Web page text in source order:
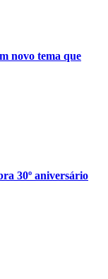
novo tema que
30º aniversário